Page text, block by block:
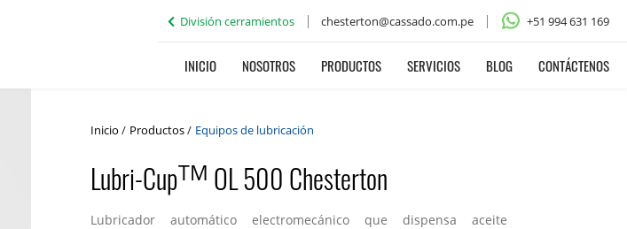
División cerramientos chesterton@cassado.com.pe +51 994 631 169
INICIO NOSOTROS PRODUCTOS SERVICIOS BLOG CONTÁCTENOS
Inicio / Productos/ Equipos de lubricación
Lubri-CupTM OL 500 Chesterton
Lubricador automático electromecánico que dispensa aceite